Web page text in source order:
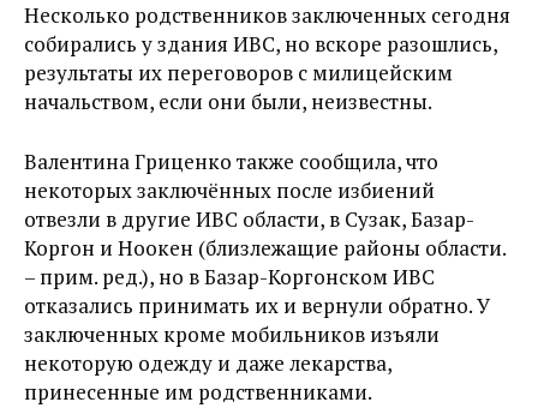
Несколько родственников заключенных сегодня
собирались у здания ИВС, но вскоре разошлись,
результаты их переговоров с милицейским
начальством, если они были, неизвестны.
Валентина Гриценко также сообщила, что
некоторых заключённых после избиений
отвезли в другие ИВС области, в Сузак, Базар-
Коргон и Ноокен (близлежащие районы области.
– прим. ред.), но в Базар-Коргонском ИВС
отказались принимать их и вернули обратно. У
заключенных кроме мобильников изъяли
некоторую одежду и даже лекарства,
принесенные им родственниками.